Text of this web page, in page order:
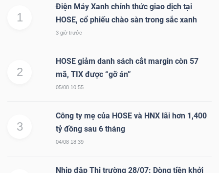
1
Điện Máy Xanh chính thức giao dịch tại
HOSE, cổ phiếu chào sàn trong sắc xanh
3 giờ trước
2
HOSE giảm danh sách cắt margin còn 57
mã, TIX được “gỡ án”
05/08 10:55
3
Công ty mẹ của HOSE và HNX lãi hơn 1,400
tỷ đồng sau 6 tháng
04/08 18:39
Nhịp đập Thị trường 28/07: Dòng tiền khởi